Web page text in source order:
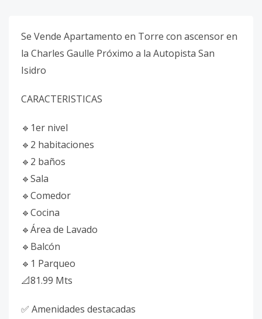
Se Vende Apartamento en Torre con ascensor en
la Charles Gaulle Próximo a la Autopista San
Isidro
CARACTERISTICAS
🔹1er nivel
🔹2 habitaciones
🔹2 baños
🔹Sala
🔹Comedor
🔹Cocina
🔹Área de Lavado
🔹Balcón
🔹1 Parqueo
📐81.99 Mts
✅ Amenidades destacadas